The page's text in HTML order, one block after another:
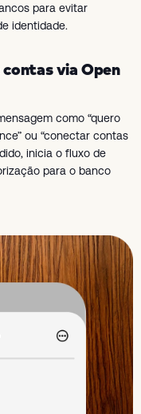
para evitar
identidade.
via Open
como “quero
ou “conectar contas
inicia o fluxo de
para o banco